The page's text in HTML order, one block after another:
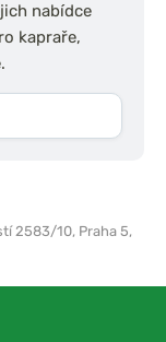
nabídce
kapraře,
2583/10, Praha 5,